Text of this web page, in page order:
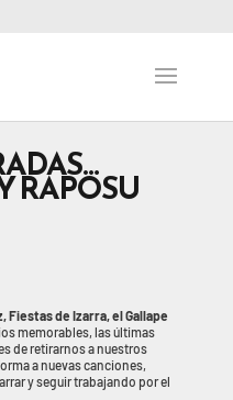
RAPOSU
Fiestas de Izarra, el Gallape
memorables, las últimas
de retirarnos a nuestros
a nuevas canciones,
y seguir trabajando por el